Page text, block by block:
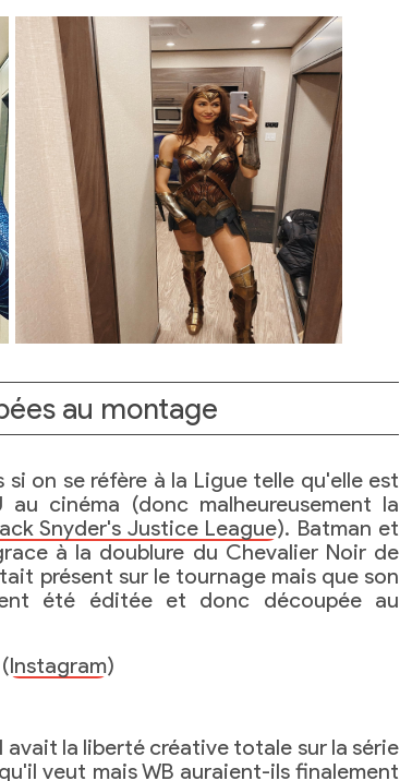
au montage
on se réfère à la Ligue telle qu'elle est
cinéma (donc malheureusement la
Snyder's Justice League). Batman et
à la doublure du Chevalier Noir de
présent sur le tournage mais que son
été éditée et donc découpée au
(Instagram)
avait la liberté créative totale sur la série
veut mais WB auraient-ils finalement